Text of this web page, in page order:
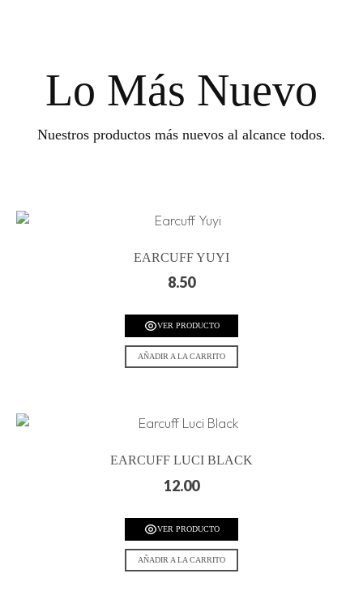
Lo Más Nuevo
Nuestros productos más nuevos al alcance todos.
EARCUFF YUYI
8.50
VER PRODUCTO
AÑADIR A LA CARRITO
EARCUFF LUCI BLACK
12.00
VER PRODUCTO
AÑADIR A LA CARRITO